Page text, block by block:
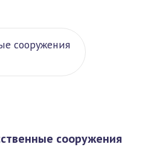
сооружения
сооружения